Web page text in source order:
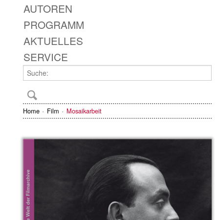
AUTOREN
PROGRAMM
AKTUELLES
SERVICE
Home Film Mosaikarbeit